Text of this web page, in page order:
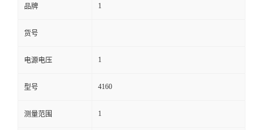
品牌 1
货号
电源电压 1
型号 4160
测量范围 1